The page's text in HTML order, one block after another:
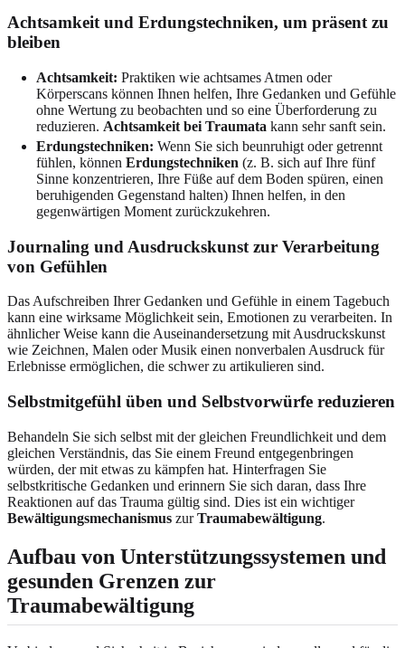
Achtsamkeit und Erdungstechniken, um präsent zu
bleiben
Achtsamkeit: Praktiken wie achtsames Atmen oder
Körperscans können Ihnen helfen, Ihre Gedanken und Gefühle
ohne Wertung zu beobachten und so eine Überforderung zu
reduzieren. Achtsamkeit bei Traumata kann sehr sanft sein.
Erdungstechniken: Wenn Sie sich beunruhigt oder getrennt
fühlen, können Erdungstechniken (z. B. sich auf Ihre fünf
Sinne konzentrieren, Ihre Füße auf dem Boden spüren, einen
beruhigenden Gegenstand halten) Ihnen helfen, in den
gegenwärtigen Moment zurückzukehren.
Journaling und Ausdruckskunst zur Verarbeitung
von Gefühlen
Das Aufschreiben Ihrer Gedanken und Gefühle in einem Tagebuch
kann eine wirksame Möglichkeit sein, Emotionen zu verarbeiten. In
ähnlicher Weise kann die Auseinandersetzung mit Ausdruckskunst
wie Zeichnen, Malen oder Musik einen nonverbalen Ausdruck für
Erlebnisse ermöglichen, die schwer zu artikulieren sind.
Selbstmitgefühl üben und Selbstvorwürfe reduzieren
Behandeln Sie sich selbst mit der gleichen Freundlichkeit und dem
gleichen Verständnis, das Sie einem Freund entgegenbringen
würden, der mit etwas zu kämpfen hat. Hinterfragen Sie
selbstkritische Gedanken und erinnern Sie sich daran, dass Ihre
Reaktionen auf das Trauma gültig sind. Dies ist ein wichtiger
Bewältigungsmechanismus zurTraumabewältigung.
Aufbau von Unterstützungssystemen und
gesunden Grenzen zur
Traumabewältigung